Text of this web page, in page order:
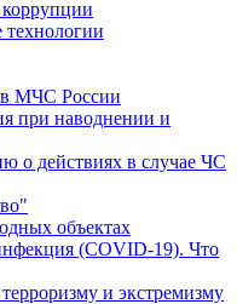
МЧС России
при наводнении и
о действиях в случае ЧС
объектах
(COVID-19). Что
и экстремизму